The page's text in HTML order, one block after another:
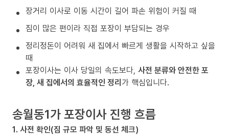
장거리 이사로 이동 시간이 길어 파손 위험이 커질 때
짐이 많은 편이라 직접 포장이 부담되는 경우
정리정돈이 어려워 새 집에서 빠르게 생활을 시작하고 싶을
때
포장이사는 이사 당일의 속도보다, 사전 분류와 안전한 포
장, 새 집에서의 효율적인 정리가 핵심입니다.
송월동1가 포장이사 진행 흐름
1. 사전 확인(짐 규모 파악 및 동선 체크)